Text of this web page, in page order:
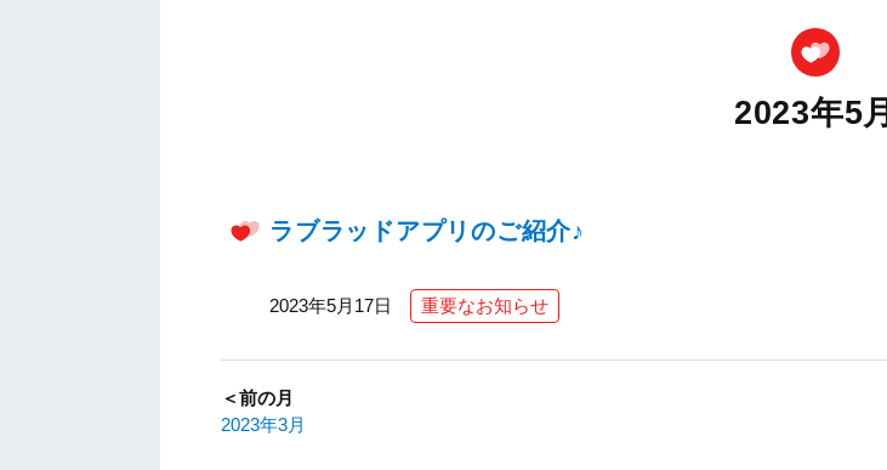
2023年5月
ラブラッドアプリのご紹介♪
2023年5月17日 重要なお知らせ
＜前の月
2023年3月